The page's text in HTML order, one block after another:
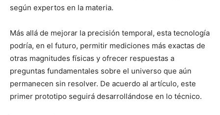
según expertos en la materia.
Más allá de mejorar la precisión temporal, esta tecnología
podría, en el futuro, permitir mediciones más exactas de
otras magnitudes físicas y ofrecer respuestas a
preguntas fundamentales sobre el universo que aún
permanecen sin resolver. De acuerdo al artículo, este
primer prototipo seguirá desarrollándose en lo técnico.